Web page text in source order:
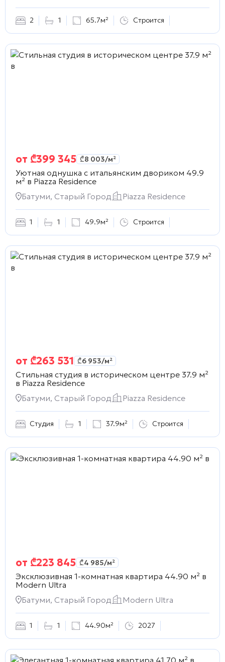
2 1 65.7м² Строится
от ₾399 345 ₾8 003/м²
Уютная однушка с итальянским двориком 49.9
м² в Piazza Residence
Батуми, Старый Город
Piazza Residence
1 1 49.9м² Строится
от ₾263 531 ₾6 953/м²
Стильная студия в историческом центре 37.9 м²
в Piazza Residence
Батуми, Старый Город
Piazza Residence
Студия 1 37.9м² Строится
от ₾223 845 ₾4 985/м²
Эксклюзивная 1-комнатная квартира 44.90 м² в
Modern Ultra
Батуми, Старый Город
Modern Ultra
1 1 44.90м² 2027